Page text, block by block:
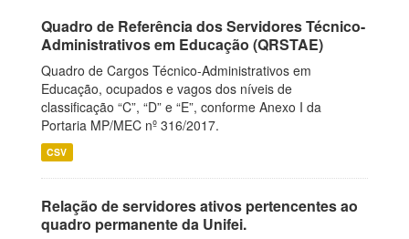
Quadro de Referência dos Servidores Técnico-
Administrativos em Educação (QRSTAE)
Quadro de Cargos Técnico-Administrativos em
Educação, ocupados e vagos dos níveis de
classificação “C”, “D” e “E”, conforme Anexo I da
Portaria MP/MEC nº 316/2017.
CSV
Relação de servidores ativos pertencentes ao
quadro permanente da Unifei.